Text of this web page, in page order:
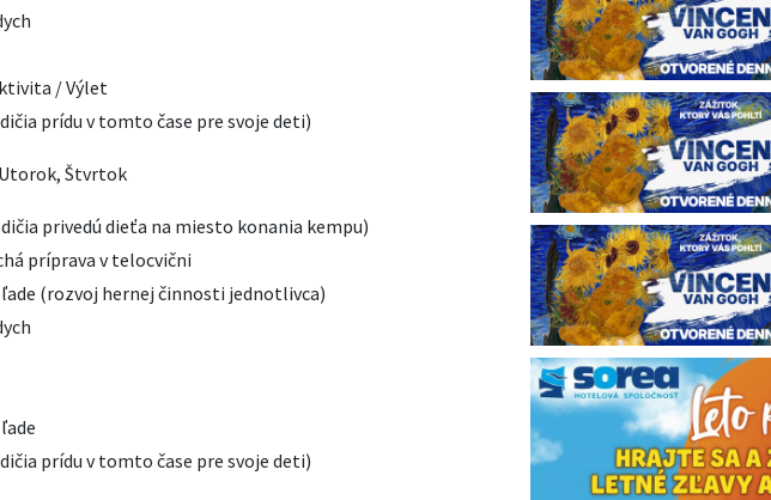
/ Výlet
prídu v tomto čase pre svoje deti)
Utorok, Štvrtok
privedú dieťa na miesto konania kempu)
príprava v telocvični
(rozvoj hernej činnosti jednotlivca)
prídu v tomto čase pre svoje deti)